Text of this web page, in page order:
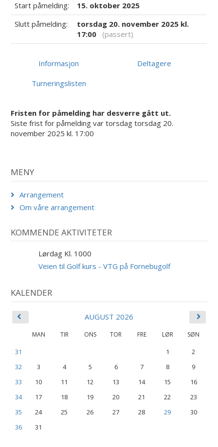
Start påmelding:
15. oktober 2025
Slutt påmelding:
torsdag 20. november 2025 kl.
17:00 (passert)
Informasjon Deltagere
Turneringslisten
Fristen for påmelding har desverre gått ut.
Siste frist for påmelding var torsdag torsdag 20.
november 2025 kl. 17:00
MENY
Arrangement
Om våre arrangement
KOMMENDE AKTIVITETER
Lørdag Kl. 1000
Veien til Golf kurs - VTG på Fornebugolf
KALENDER
AUGUST 2026
MAN TIR ONS TOR FRE LØR SØN
31 1
2
32
3 4 5 6 7 8
9
33
10 11 12 13 14 15
16
34
17 18 19 20 21 22
23
35
24 25 26 27 28 29
30
36
31